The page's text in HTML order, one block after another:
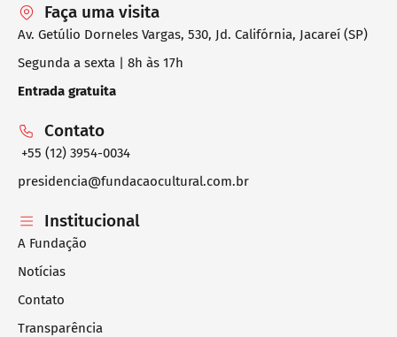
Faça uma visita
Av. Getúlio Dorneles Vargas, 530, Jd. Califórnia, Jacareí (SP)
Segunda a sexta | 8h às 17h
Entrada gratuita
Contato
+55 (12) 3954-0034
presidencia@fundacaocultural.com.br
Institucional
A Fundação
Notícias
Contato
Transparência